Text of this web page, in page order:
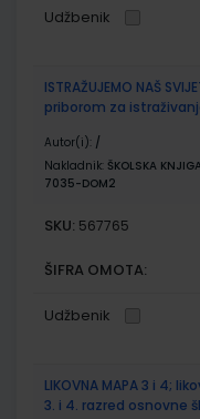
Udžbenik
ISTRAŽUJEMO NAŠ
priborom za
Autor(i): /
Nakladnik: ŠKOLSKA
7035-DOM2
SKU: 567765
ŠIFRA OMOTA:
Udžbenik
LIKOVNA MAPA 3 i 4;
3. i 4. razred osnovne